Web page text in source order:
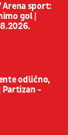
Arena sport:
gol |
odlično,
Partizan -